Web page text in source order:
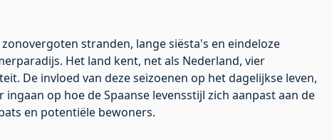
stranden, lange siësta's en eindeloze
Het land kent, net als Nederland, vier
De invloed van deze seizoenen op het dagelijkse leven,
op hoe de Spaanse levensstijl zich aanpast aan de
en potentiële bewoners.